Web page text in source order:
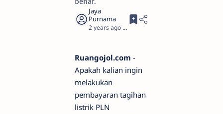
2 years ago 2
Ruangojol.com -
Apakah kalian ingin
melakukan
pembayaran tagihan
listrik PLN